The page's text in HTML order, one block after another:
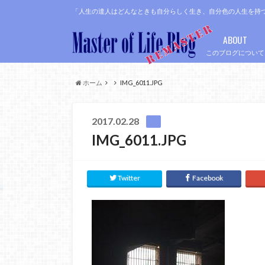
「人生の達人はどんなときも自分らしく生き、自分色の人生を持
このブログについて
ABOUT
ホーム IMG_6011.JPG
2017.02.28
IMG_6011.JPG
Twitter Facebook